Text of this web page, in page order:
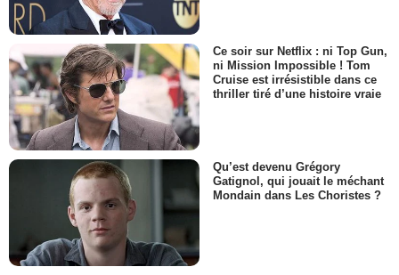
Ce soir sur Netflix : ni Top Gun,
ni Mission Impossible ! Tom
Cruise est irrésistible dans ce
thriller tiré d’une histoire vraie
Qu’est devenu Grégory
Gatignol, qui jouait le méchant
Mondain dans Les Choristes ?